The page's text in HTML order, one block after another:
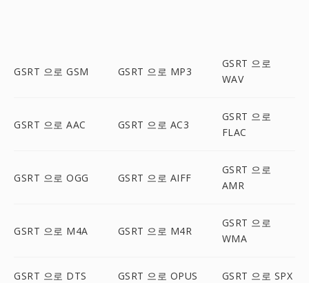
GSRT 으로 GSM GSRT 으로 MP3
GSRT 으로
WAV
GSRT 으로 AAC GSRT 으로 AC3
GSRT 으로
FLAC
GSRT 으로 OGG GSRT 으로 AIFF
GSRT 으로
AMR
GSRT 으로 M4A GSRT 으로 M4R
GSRT 으로
WMA
GSRT 으로 DTS GSRT 으로 OPUS GSRT 으로 SPX